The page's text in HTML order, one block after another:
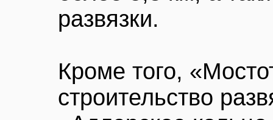
развязки.
Кроме того,
строительство